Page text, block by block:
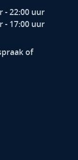
- 22:00 uur
- 17:00 uur
of